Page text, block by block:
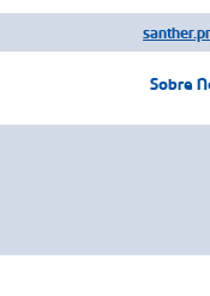
Sobre